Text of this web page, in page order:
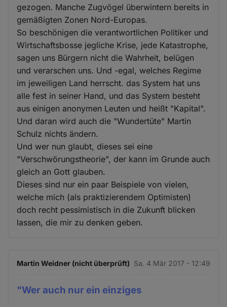
gezogen. Manche Zugvögel überwintern bereits in
gemäßigten Zonen Nord-Europas.
So beschönigen die verantwortlichen Politiker und
Wirtschaftsbosse jegliche Krise, jede Katastrophe,
sagen uns Bürgern nicht die Wahrheit, belügen
und verarschen uns. Und -egal, welches Regime
im jeweiligen Land herrscht. das System hat uns
alle fest in seiner Hand, und das System besteht
aus einigen anonymen Leuten und heißt "Kapital".
Und daran wird auch die "Wundertüte" Martin
Schulz nichts ändern.
Und wer nun glaubt, dieses sei eine
"Verschwörungstheorie", der kann im Grunde auch
gleich an Gott glauben.
Dieses sind nur ein paar Beispiele von vielen,
welche mich (als praktizierendem Optimisten)
doch recht pessimistisch in die Zukunft blicken
lassen, die mir zu denken geben.
Martin Weidner (nicht überprüft) Sa. 4 Mär 2017 - 12:49
"Wer auch nur ein einziges